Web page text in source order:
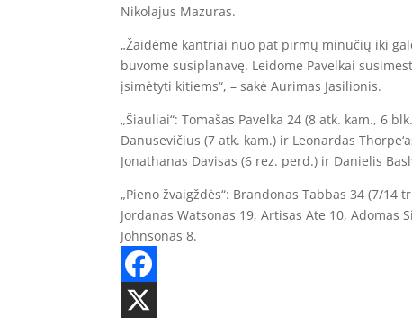
Nikolajus Mazuras.
„Žaidėme kantriai nuo pat pirmų minučių iki
buvome susiplanavę. Leidome Pavelkai
įsimėtyti kitiems“, – sakė Aurimas Jasilionis.
„Šiauliai“: Tomašas Pavelka 24 (8 atk. kam., 6
Danusevičius (7 atk. kam.) ir Leonardas
Jonathanas Davisas (6 rez. perd.) ir Danielis
„Pieno žvaigždės“: Brandonas Tabbas 34 (7/14
Jordanas Watsonas 19, Artisas Ate 10, Adomas
Johnsonas 8.